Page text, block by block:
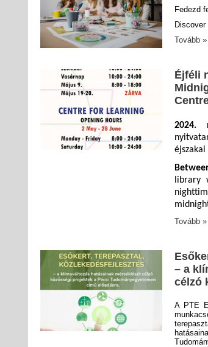
Fedezd
Tovább »
Éjféli
2024.
library
Tovább »
– a
célzó
A PTE